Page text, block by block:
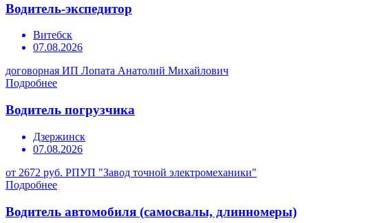
Водитель-экспедитор
Витебск
07.08.2026
договорная ИП Лопата Анатолий Михайлович
Подробнее
Водитель погрузчика
Дзержинск
07.08.2026
от 2672 руб. РПУП "Завод точной электромеханики"
Подробнее
Водитель автомобиля (самосвалы, длинномеры)